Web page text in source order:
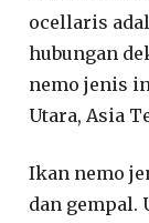
ocellaris
hubungan
nemo jenis
Utara, Asia
Ikan nemo
dan gempal.